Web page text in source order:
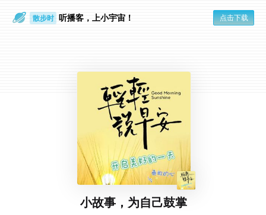
散步时 听播客，上小宇宙！ 点击下载
小故事，为自己鼓掌